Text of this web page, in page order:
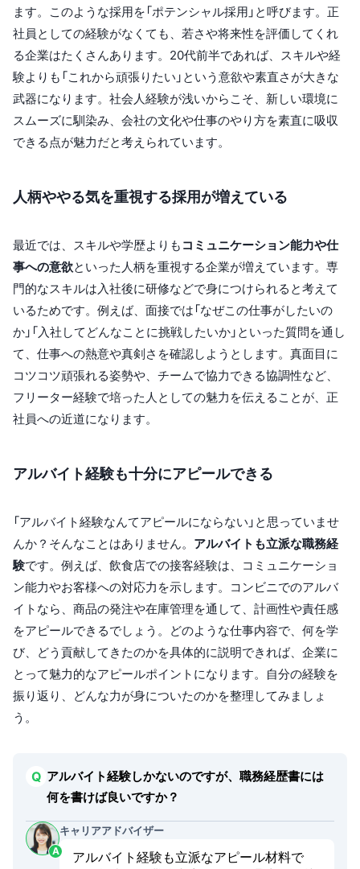
ます。このような採用を「ポテンシャル採用」と呼びます。正
社員としての経験がなくても、若さや将来性を評価してくれ
る企業はたくさんあります。20代前半であれば、スキルや経
験よりも「これから頑張りたい」という意欲や素直さが大きな
武器になります。社会人経験が浅いからこそ、新しい環境に
スムーズに馴染み、会社の文化や仕事のやり方を素直に吸収
できる点が魅力だと考えられています。
人柄ややる気を重視する採用が増えている
最近では、スキルや学歴よりも コミュニケーション能力や仕
事への意欲といった人柄を重視する企業が増えています。専
門的なスキルは入社後に研修などで身につけられると考えて
いるためです。例えば、面接では「なぜこの仕事がしたいの
か」「入社してどんなことに挑戦したいか」といった質問を通し
て、仕事への熱意や真剣さを確認しようとします。真面目に
コツコツ頑張れる姿勢や、チームで協力できる協調性など、
フリーター経験で培った人としての魅力を伝えることが、正
社員への近道になります。
アルバイト経験も十分にアピールできる
「アルバイト経験なんてアピールにならない」と思っていませ
んか？そんなことはありません。 アルバイトも立派な職務経
験です。例えば、飲食店での接客経験は、コミュニケーショ
ン能力やお客様への対応力を示します。コンビニでのアルバ
イトなら、商品の発注や在庫管理を通して、計画性や責任感
をアピールできるでしょう。どのような仕事内容で、何を学
び、どう貢献してきたのかを具体的に説明できれば、企業に
とって魅力的なアピールポイントになります。自分の経験を
振り返り、どんな力が身についたのかを整理してみましょ
う。
アルバイト経験しかないのですが、職務経歴書には
何を書けば良いですか？
キャリアアドバイザー
アルバイト経験も立派なアピール材料で